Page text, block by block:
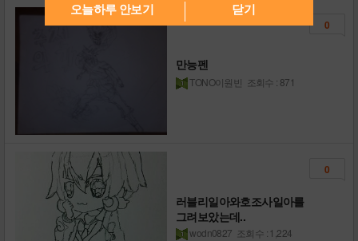
만능펜
TONO이원빈 조회수 : 871
0
러블리일아와호조사일아를
그려보았는데..
wodn0827 조회수 : 1,224
0
오늘하루 안보기 닫기